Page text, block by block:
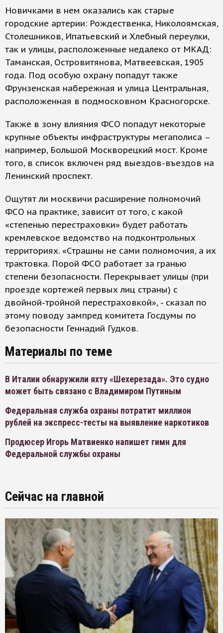
Новичками в нем оказались как старые
городские артерии: Рождественка, Николоямская,
Столешников, Ипатьевский и Хлебный переулки,
так и улицы, расположенные недалеко от МКАД:
Таманская, Островитянова, Матвеевская, 1905
года. Под особую охрану попадут также
Фрунзенская набережная и улица Центральная,
расположенная в подмосковном Красногорске.
Также в зону влияния ФСО попадут некоторые
крупные объекты инфраструктуры мегаполиса –
например, Большой Москворецкий мост. Кроме
того, в список включен ряд выездов-въездов на
Ленинский проспект.
Ощутят ли москвичи расширение полномочий
ФСО на практике, зависит от того, с какой
«степенью перестраховки» будет работать
кремлевское ведомство на подконтрольных
территориях. «Страшны не сами полномочия, а их
трактовка. Порой ФСО работает за гранью
степени безопасности. Перекрывает улицы (при
проезде кортежей первых лиц страны) с
двойной-тройной перестраховкой», - сказал по
этому поводу зампред комитета Госдумы по
безопасности Геннадий Гудков.
Материалы по теме
В Италии обнаружили яхту «Шехерезада». Это судно
может быть связано с Владимиром Путиным
Федеральная служба охраны потратит миллион
рублей на экспресс-тесты на выявление наркотиков
Продюсер Игорь Матвиенко напишет гимн для
Федеральной службы охраны
Сейчас на главной